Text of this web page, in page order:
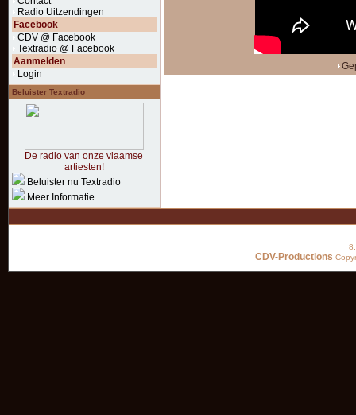
Radio Uitzendingen
Facebook
CDV @ Facebook
Textradio @ Facebook
Aanmelden
Login
Beluister Textradio
De radio van onze vlaamse
artiesten!
Beluister nu Textradio
Meer Informatie
CDV-Productions